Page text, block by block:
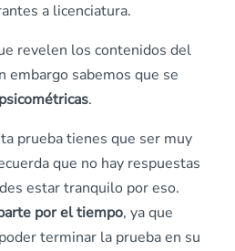
a licenciatura.
revelen los contenidos del
embargo sabemos que se
.
prueba tienes que ser muy
que no hay respuestas
estar tranquilo por eso.
por el tiempo, ya que
terminar la prueba en su